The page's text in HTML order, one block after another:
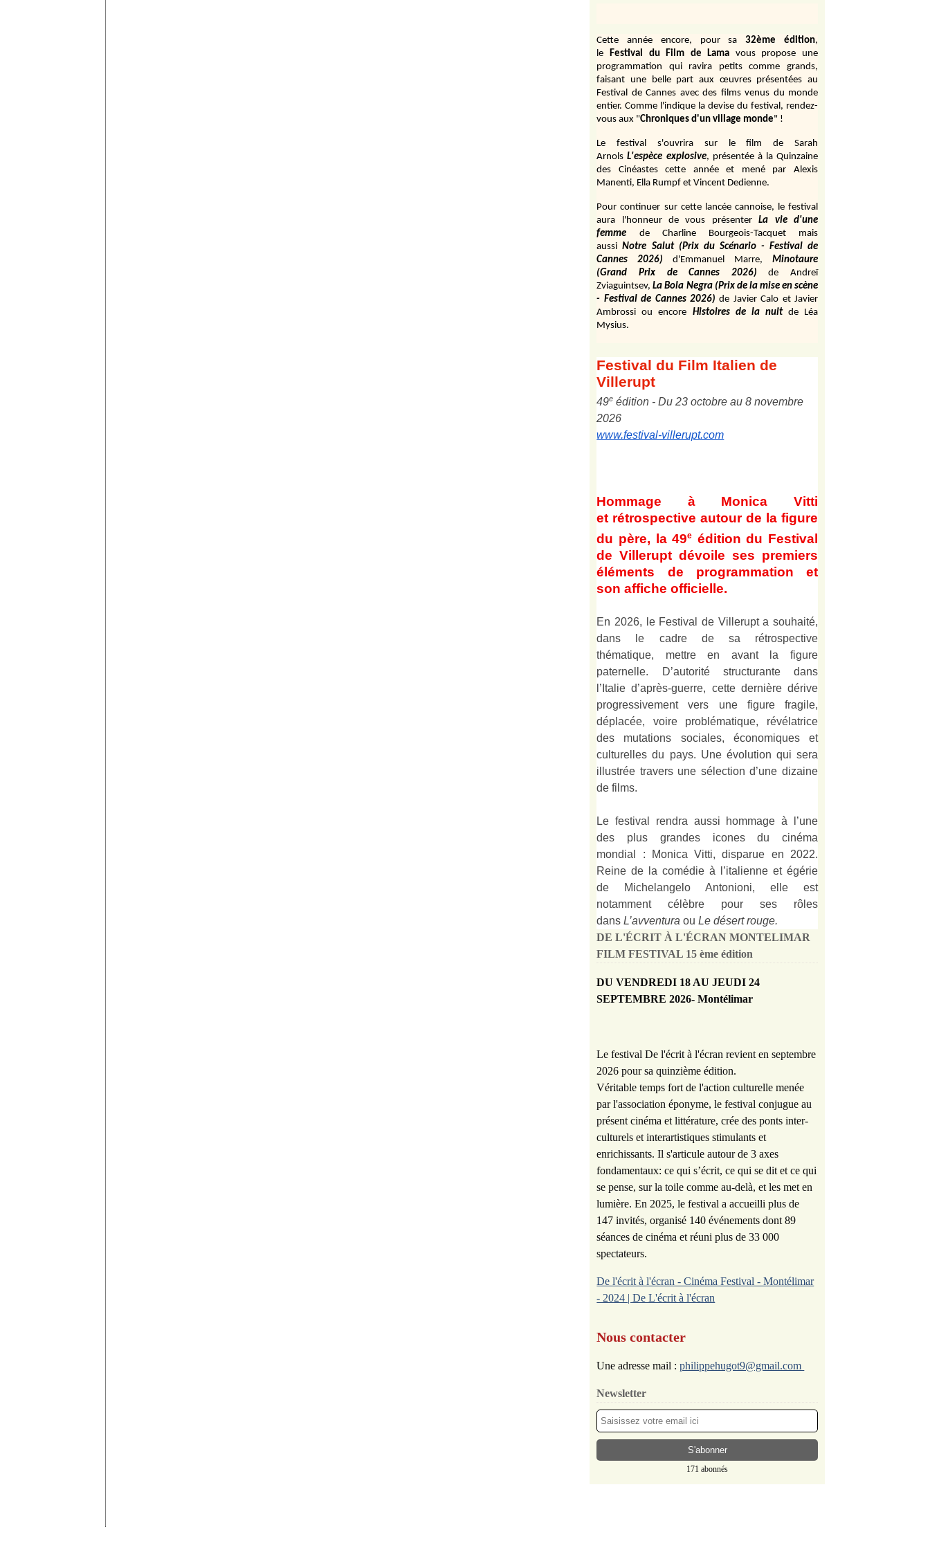
Cette année encore, pour sa 32ème édition,
le Festival du Film de Lama vous propose une
programmation qui ravira petits comme grands,
faisant une belle part aux œuvres présentées au
Festival de Cannes avec des films venus du monde
entier. Comme l'indique la devise du festival, rendez-
vous aux "Chroniques d'un village monde" !
Le festival s'ouvrira sur le film de Sarah
Arnols L'espèce explosive, présentée à la Quinzaine
des Cinéastes cette année et mené par Alexis
Manenti, Ella Rumpf et Vincent Dedienne.
Pour continuer sur cette lancée cannoise, le festival
aura l'honneur de vous présenter
La vie d'une
femme
de Charline Bourgeois-Tacquet
mais
aussi Notre Salut (Prix du Scénario - Festival de
Cannes 2026)
d'Emmanuel Marre,
Minotaure
(Grand Prix de Cannes 2026)
de Andreï
Zviaguintsev,La Bola Negra (Prix de la mise en scène
- Festival de Cannes 2026) de Javier Calo et Javier
Ambrossi ou encore Histoires de la nuit de Léa
Mysius.
Festival du Film Italien de
Villerupt
49e édition - Du 23 octobre au 8 novembre
2026
www.festival-villerupt.com
Hommage à Monica Vitti
et rétrospective autour de la figure
du père, la 49e édition du Festival
de Villerupt dévoile ses premiers
éléments de programmation et
son affiche officielle.
En 2026, le Festival de Villerupt a souhaité,
dans le cadre de sa rétrospective
thématique, mettre en avant la figure
paternelle. D’autorité structurante dans
l’Italie d’après-guerre, cette dernière dérive
progressivement vers une figure fragile,
déplacée, voire problématique, révélatrice
des mutations sociales, économiques et
culturelles du pays. Une évolution qui sera
illustrée travers une sélection d’une dizaine
de films.
Le festival rendra aussi hommage à l’une
des plus grandes icones du cinéma
mondial : Monica Vitti, disparue en 2022.
Reine de la comédie à l’italienne et égérie
de Michelangelo Antonioni, elle est
notamment célèbre pour ses rôles
dans L’avventura ou Le désert rouge.
DE L'ÉCRIT À L'ÉCRAN MONTELIMAR
FILM FESTIVAL 15 ème édition
DU VENDREDI 18 AU JEUDI 24
SEPTEMBRE 2026- Montélimar
Le festival De l'écrit à l'écran revient en septembre
2026 pour sa quinzième édition.
Véritable temps fort de l'action culturelle menée
par l'association éponyme, le festival conjugue au
présent cinéma et littérature, crée des ponts inter-
culturels et interartistiques stimulants et
enrichissants. Il s'articule autour de 3 axes
fondamentaux: ce qui s’écrit, ce qui se dit et ce qui
se pense, sur la toile comme au-delà, et les met en
lumière. En 2025, le festival a accueilli plus de
147 invités, organisé 140 événements dont 89
séances de cinéma et réuni plus de 33 000
spectateurs.
De l'écrit à l'écran - Cinéma Festival - Montélimar
- 2024 | De L'écrit à l'écran
Nous contacter
Une adresse mail :philippehugot9@gmail.com
Newsletter
171 abonnés